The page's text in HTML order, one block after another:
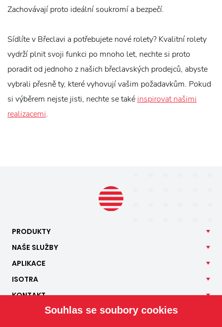
Zachovávají proto ideální soukromí a bezpečí.
Sídlíte v Břeclavi a potřebujete nové rolety? Kvalitní rolety
vydrží plnit svoji funkci po mnoho let, nechte si proto
poradit od jednoho z našich břeclavských prodejců, abyste
vybrali přesně ty, které vyhovují vašim požadavkům. Pokud
si výběrem nejste jisti, nechte se také inspirovat našimi
realizacemi.
PRODUKTY
NAŠE SLUŽBY
APLIKACE
ISOTRA
KONTAKT
Souhlas se soubory cookies